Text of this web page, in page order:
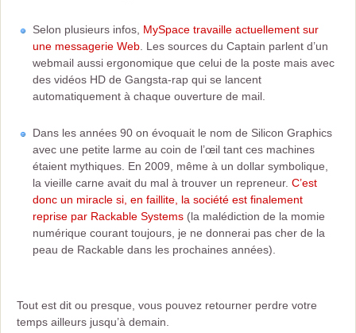
Selon plusieurs infos, MySpace travaille actuellement sur
une messagerie Web . Les sources du Captain parlent d’un
webmail aussi ergonomique que celui de la poste mais avec
des vidéos HD de Gangsta-rap qui se lancent
automatiquement à chaque ouverture de mail.
Dans les années 90 on évoquait le nom de Silicon Graphics
avec une petite larme au coin de l’œil tant ces machines
étaient mythiques. En 2009, même à un dollar symbolique,
la vieille carne avait du mal à trouver un repreneur. C’est
donc un miracle si, en faillite, la société est finalement
reprise par Rackable Systems (la malédiction de la momie
numérique courant toujours, je ne donnerai pas cher de la
peau de Rackable dans les prochaines années).
Tout est dit ou presque, vous pouvez retourner perdre votre
temps ailleurs jusqu’à demain.